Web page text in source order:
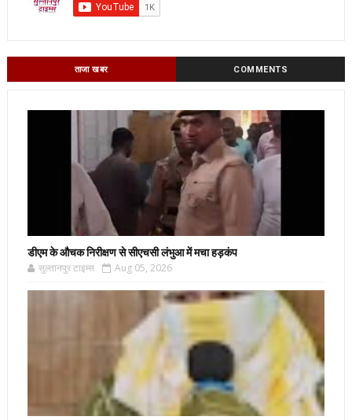
ताजा खबर COMMENTS
डीएम के औचक निरीक्षण से सीएचसी लंभुआ में मचा हड़कंप
सुल्तानपुर टाइम्स Aug 05, 2026